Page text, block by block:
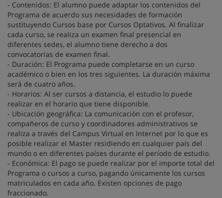
- Contenidos: El alumno puede adaptar los contenidos del
Programa de acuerdo sus necesidades de formación
sustituyendo Cursos base por Cursos Optativos. Al finalizar
cada curso, se realiza un examen final presencial en
diferentes sedes, el alumno tiene derecho a dos
convocatorias de examen final.
- Duración: El Programa puede completarse en un curso
académico o bien en los tres siguientes. La duración máxima
será de cuatro años.
- Horarios: Al ser cursos a distancia, el estudio lo puede
realizar en el horario que tiene disponible.
- Ubicación geográfica: La comunicación con el profesor,
compañeros de curso y coordinadores administrativos se
realiza a través del Campus Virtual en Internet por lo que es
posible realizar el Master residiendo en cualquier país del
mundo o en diferentes países durante el período de estudio.
- Económica: El pago se puede realizar por el importe total del
Programa o cursos a curso, pagando únicamente los cursos
matriculados en cada año. Existen opciones de pago
fraccionado.